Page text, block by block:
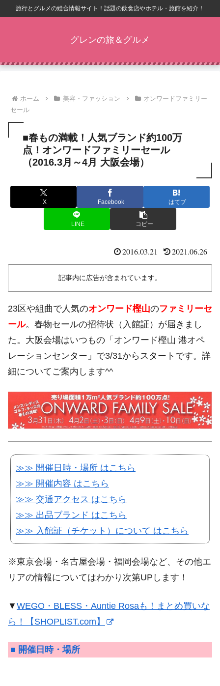
旅行とグルメの総合情報サイト！話題の飲食店やホテル・旅館を紹介！
グレンの旅＆グルメ
ホーム 美容・ファッション
オンワードファミリー
セール
■春もの満載！人気ブランド約100万
点！オンワードファミリーセール
（2016.3月～4月 大阪会場）
X Facebook はてブ
LINE コピー
2016.03.21 2021.06.26
記事内に広告が含まれています。
23区や組曲で人気のオンワード樫山のファミリーセ
ール。春物セールの招待状（入館証）が届きまし
た。大阪会場はいつもの「オンワード樫山 港オペ
レーションセンター」で3/31からスタートです。詳
細についてご案内します^^
≫≫ 開催日時・場所 はこちら
≫≫ 開催内容 はこちら
≫≫ 交通アクセス はこちら
≫≫ 出品ブランド はこちら
≫≫ 入館証（チケット）について はこちら
※東京会場・名古屋会場・福岡会場など、その他エ
リアの情報についてはわかり次第UPします！
▼ WEGO・BLESS・Auntie Rosaも！まとめ買いな
ら！【SHOPLIST.com】
■ 開催日時・場所